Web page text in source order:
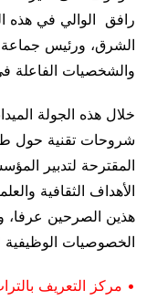
رافق الوالي في هذه
الشرق، ورئيس جماعة
والشخصيات الفاعلة
خلال هذه الجولة
شروحات تقنية حول
المقترحة لتدبير
الأهداف الثقافية
هذين الصرحين عرفا،
الخصوصيات الوظيفية
• مركز التعريف